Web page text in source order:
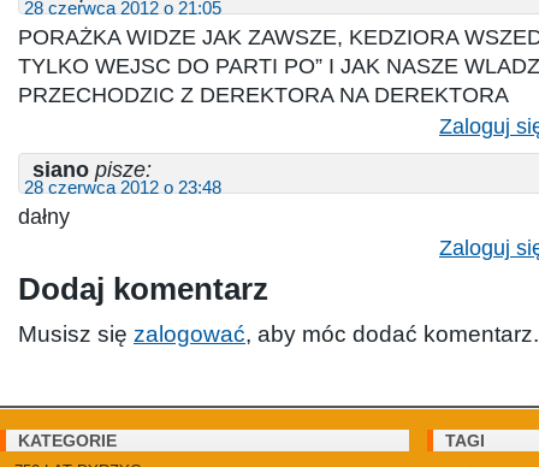
28 czerwca 2012 o 21:05
PORAŻKA WIDZE JAK ZAWSZE, KEDZIORA
TYLKO WEJSC DO PARTI PO” I JAK NASZE
PRZECHODZIC Z DEREKTORA NA DEREKTORA
Zaloguj
siano pisze:
28 czerwca 2012 o 23:48
dałny
Zaloguj
Dodaj komentarz
Musisz się zalogować, aby móc dodać komentarz.
KATEGORIE TAGI